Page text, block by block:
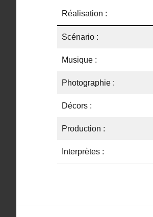
Réalisation :
Scénario :
Musique :
Photographie :
Décors :
Production :
Interprètes :